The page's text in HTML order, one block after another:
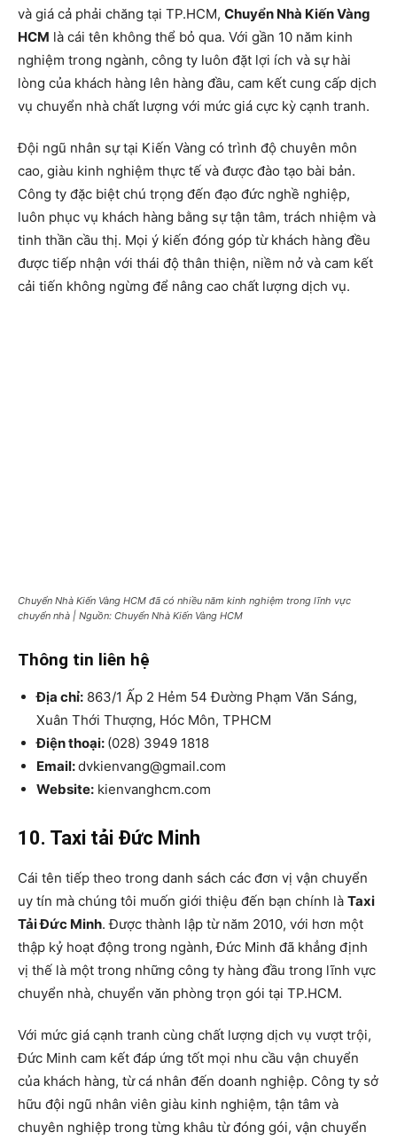
và giá cả phải chăng tại TP.HCM, Chuyển Nhà Kiến Vàng
HCM là cái tên không thể bỏ qua. Với gần 10 năm kinh
nghiệm trong ngành, công ty luôn đặt lợi ích và sự hài
lòng của khách hàng lên hàng đầu, cam kết cung cấp dịch
vụ chuyển nhà chất lượng với mức giá cực kỳ cạnh tranh.
Đội ngũ nhân sự tại Kiến Vàng có trình độ chuyên môn
cao, giàu kinh nghiệm thực tế và được đào tạo bài bản.
Công ty đặc biệt chú trọng đến đạo đức nghề nghiệp,
luôn phục vụ khách hàng bằng sự tận tâm, trách nhiệm và
tinh thần cầu thị. Mọi ý kiến đóng góp từ khách hàng đều
được tiếp nhận với thái độ thân thiện, niềm nở và cam kết
cải tiến không ngừng để nâng cao chất lượng dịch vụ.
Chuyển Nhà Kiến Vàng HCM đã có nhiều năm kinh nghiệm trong lĩnh vực
chuyển nhà | Nguồn: Chuyển Nhà Kiến Vàng HCM
Thông tin liên hệ
Địa chỉ: 863/1 Ấp 2 Hẻm 54 Đường Phạm Văn Sáng,
Xuân Thới Thượng, Hóc Môn, TPHCM
Điện thoại: (028) 3949 1818
Email:dvkienvang@gmail.com
Website: kienvanghcm.com
10. Taxi tải Đức Minh
Cái tên tiếp theo trong danh sách các đơn vị vận chuyển
uy tín mà chúng tôi muốn giới thiệu đến bạn chính là Taxi
Tải Đức Minh. Được thành lập từ năm 2010, với hơn một
thập kỷ hoạt động trong ngành, Đức Minh đã khẳng định
vị thế là một trong những công ty hàng đầu trong lĩnh vực
chuyển nhà, chuyển văn phòng trọn gói tại TP.HCM.
Với mức giá cạnh tranh cùng chất lượng dịch vụ vượt trội,
Đức Minh cam kết đáp ứng tốt mọi nhu cầu vận chuyển
của khách hàng, từ cá nhân đến doanh nghiệp. Công ty sở
hữu đội ngũ nhân viên giàu kinh nghiệm, tận tâm và
chuyên nghiệp trong từng khâu từ đóng gói, vận chuyển